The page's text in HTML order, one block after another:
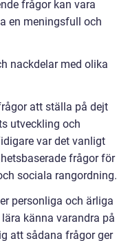
frågor kan vara
en meningsfull och
nackdelar med olika
att ställa på dejt
utveckling och
var det vanligt
frågor för
sociala rangordning.
personliga och ärliga
känna varandra på
att sådana frågor ger